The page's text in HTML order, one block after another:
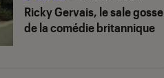
Ricky Gervais, le sale gosse
de la comédie britannique